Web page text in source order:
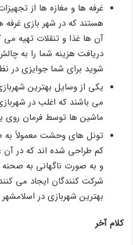
غرفه ها و مغازه ها از
هستند که در شهر بازی غرفه
آن ها غذا و تنقلات تهیه می
دریافت هزینه شما را به
شوید برای شما جوایزی در
یکی از وسایل بهترین
می باشند که اغلب در
ماشین ها توسط فرمان
تونل های وحشت معمولاً
کم طراحی شده اند که در
و به صورت ناگهانی به
شرکت کنندگان ایجاد می
بهترین شهربازی در
کلام آخر